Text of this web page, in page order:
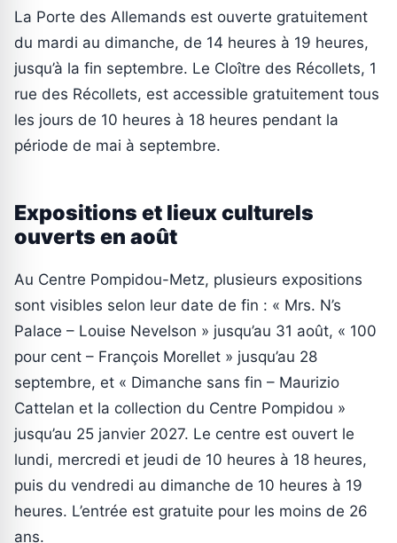
La Porte des Allemands est ouverte gratuitement
du mardi au dimanche, de 14 heures à 19 heures,
jusqu’à la fin septembre. Le Cloître des Récollets, 1
rue des Récollets, est accessible gratuitement tous
les jours de 10 heures à 18 heures pendant la
période de mai à septembre.
Expositions et lieux culturels
ouverts en août
Au Centre Pompidou-Metz, plusieurs expositions
sont visibles selon leur date de fin : « Mrs. N’s
Palace – Louise Nevelson » jusqu’au 31 août, « 100
pour cent – François Morellet » jusqu’au 28
septembre, et « Dimanche sans fin – Maurizio
Cattelan et la collection du Centre Pompidou »
jusqu’au 25 janvier 2027. Le centre est ouvert le
lundi, mercredi et jeudi de 10 heures à 18 heures,
puis du vendredi au dimanche de 10 heures à 19
heures. L’entrée est gratuite pour les moins de 26
ans.